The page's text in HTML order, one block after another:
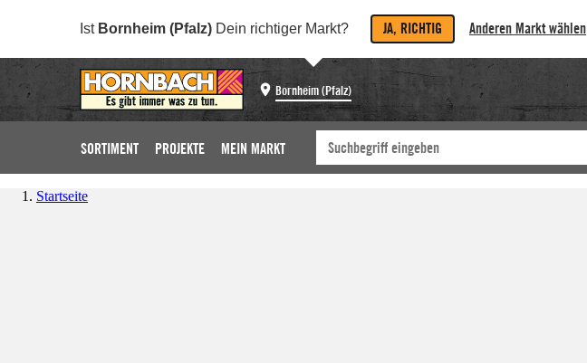
Ist Bornheim (Pfalz) Dein richtiger Markt? JA, RICHTIG Anderen Markt wählen
Bornheim (Pfalz)
SORTIMENT PROJEKTE MEIN MARKT
Startseite